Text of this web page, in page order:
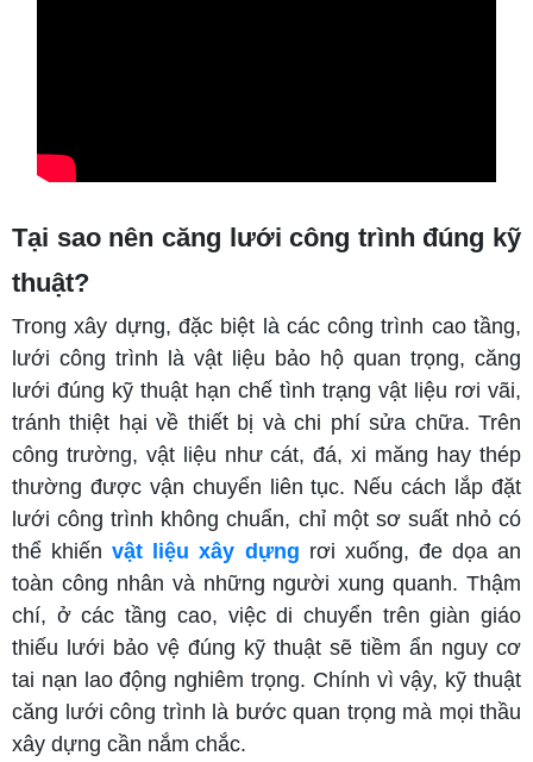
Tại sao nên căng lưới công trình đúng kỹ
thuật?
Trong xây dựng, đặc biệt là các công trình cao tầng,
lưới công trình là vật liệu bảo hộ quan trọng, căng
lưới đúng kỹ thuật hạn chế tình trạng vật liệu rơi vãi,
tránh thiệt hại về thiết bị và chi phí sửa chữa. Trên
công trường, vật liệu như cát, đá, xi măng hay thép
thường được vận chuyển liên tục. Nếu cách lắp đặt
lưới công trình không chuẩn, chỉ một sơ suất nhỏ có
thể khiếnvật liệu xây dựng rơi xuống, đe dọa an
toàn công nhân và những người xung quanh. Thậm
chí, ở các tầng cao, việc di chuyển trên giàn giáo
thiếu lưới bảo vệ đúng kỹ thuật sẽ tiềm ẩn nguy cơ
tai nạn lao động nghiêm trọng. Chính vì vậy, kỹ thuật
căng lưới công trình là bước quan trọng mà mọi thầu
xây dựng cần nắm chắc.